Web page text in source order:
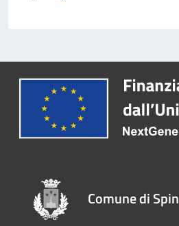
Comune di